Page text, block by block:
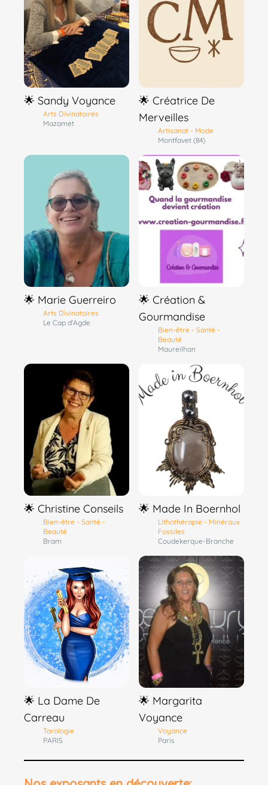
🌟 Sandy Voyance
Arts Divinatoires
Mazamet
🌟 Créatrice De
Merveilles
Artisanat - Mode
Montfavet (84)
🌟 Marie Guerreiro
Arts Divinatoires
Le Cap d'Agde
🌟 Création &
Gourmandise
Bien-être - Santé -
Beauté
Maureilhan
🌟 Christine Conseils
Bien-être - Santé -
Beauté
Bram
🌟 Made In Boernhol
Lithothérapie - Minéraux
Fossiles
Coudekerque-Branche
🌟 La Dame De
Carreau
Tarologie
PARIS
🌟 Margarita
Voyance
Voyance
Paris